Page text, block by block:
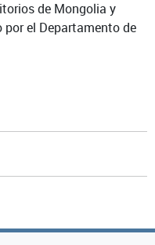
de Mongolia y
por el Departamento de